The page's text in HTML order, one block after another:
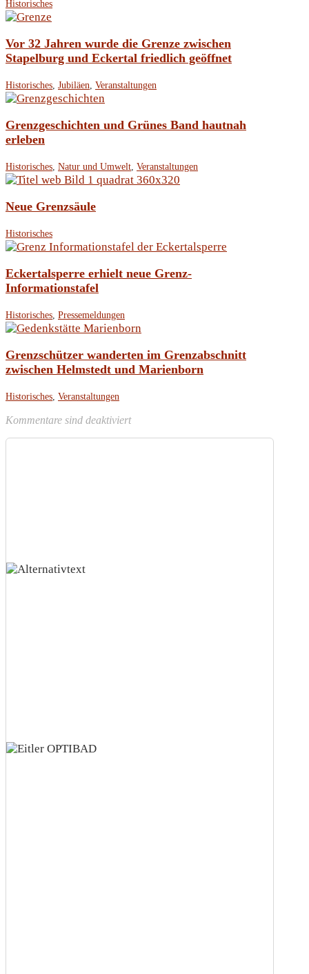
Historisches
Vor 32 Jahren wurde die Grenze zwischen
Stapelburg und Eckertal friedlich geöffnet
Historisches, Jubiläen, Veranstaltungen
Grenzgeschichten und Grünes Band hautnah
erleben
Historisches, Natur und Umwelt, Veranstaltungen
Neue Grenzsäule
Historisches
Eckertalsperre erhielt neue Grenz-
Informationstafel
Historisches, Pressemeldungen
Grenzschützer wanderten im Grenzabschnitt
zwischen Helmstedt und Marienborn
Historisches, Veranstaltungen
Kommentare sind deaktiviert